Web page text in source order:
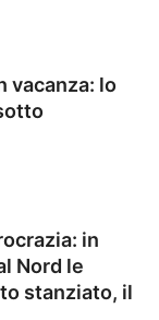
vacanza: lo
in
Nord le
stanziato, il